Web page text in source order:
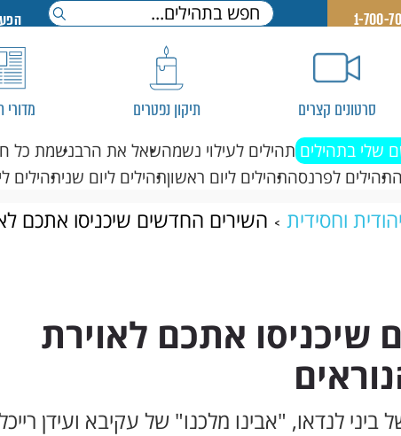
סרטונים קצרים תיקון נפטרים מדורי
שלי בתהילים תהילים לעילוי נשמהשאל את הרבנשמת כל
תהילים לפרנסהתהילים ליום ראשוןתהילים ליום שניתהילים
וחסידית
השירים החדשים שיכניסו אתכם
שיכניסו אתכם לאוירת
לנדאו, "אבינו מלכנו" של עקיבא ועידן